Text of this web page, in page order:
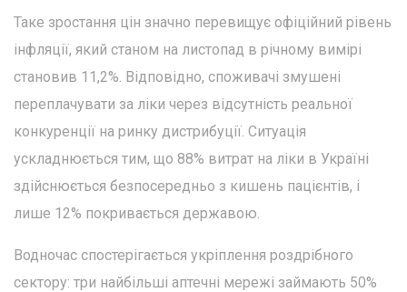
Таке зростання цін значно перевищує офіційний рівень
інфляції, який станом на листопад в річному вимірі
становив 11,2%. Відповідно, споживачі змушені
переплачувати за ліки через відсутність реальної
конкуренції на ринку дистрибуції. Ситуація
ускладнюється тим, що 88% витрат на ліки в Україні
здійснюється безпосередньо з кишень пацієнтів, і
лише 12% покривається державою.
Водночас спостерігається укріплення роздрібного
сектору: три найбільші аптечні мережі займають 50%